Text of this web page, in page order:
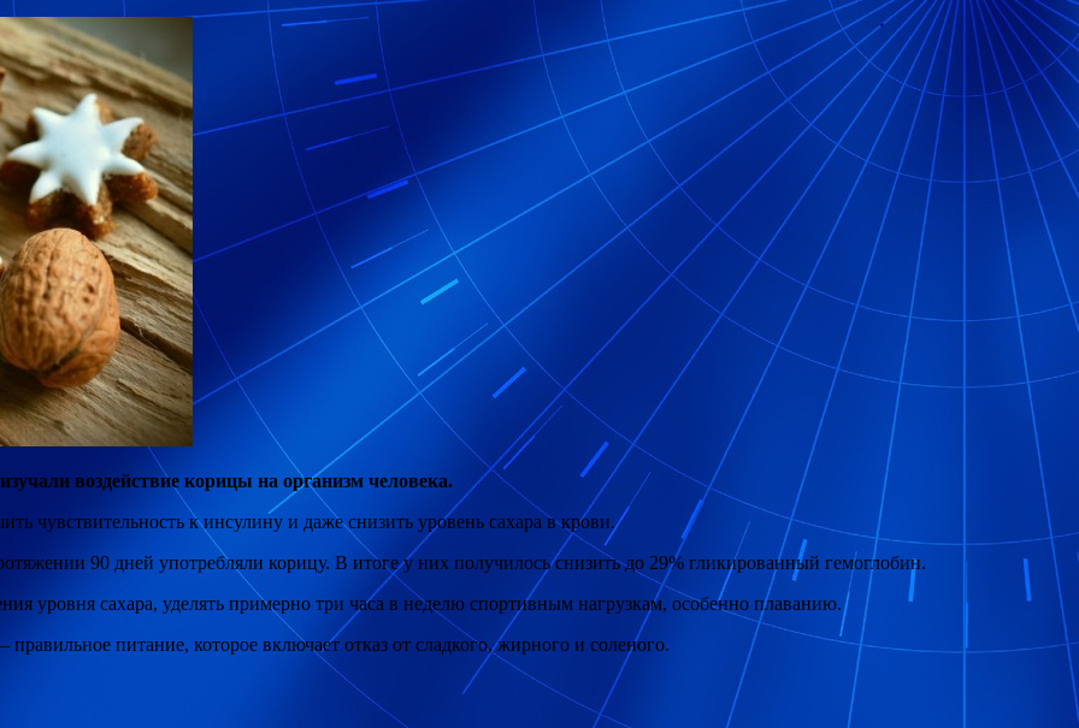
воздействие корицы на организм человека.
чувствительность к инсулину и даже снизить уровень сахара в крови.
90 дней употребляли корицу. В итоге у них получилось снизить до 29% гликированный гемоглобин.
уровня сахара, уделять примерно три часа в неделю спортивным нагрузкам, особенно плаванию.
питание, которое включает отказ от сладкого, жирного и соленого.